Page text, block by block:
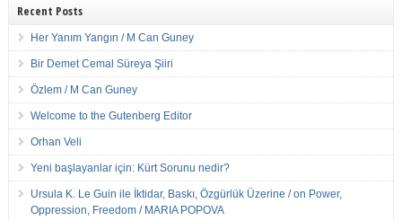
Recent Posts
Her Yanım Yangın / M Can Guney
Bir Demet Cemal Süreya Şiiri
Özlem / M Can Guney
Welcome to the Gutenberg Editor
Orhan Veli
Yeni başlayanlar için: Kürt Sorunu nedir?
Ursula K. Le Guin ile İktidar, Baskı, Özgürlük Üzerine / on Power,
Oppression, Freedom / MARIA POPOVA